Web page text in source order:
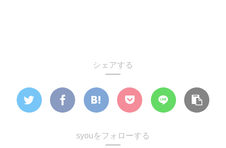
シェアする
syouをフォローする